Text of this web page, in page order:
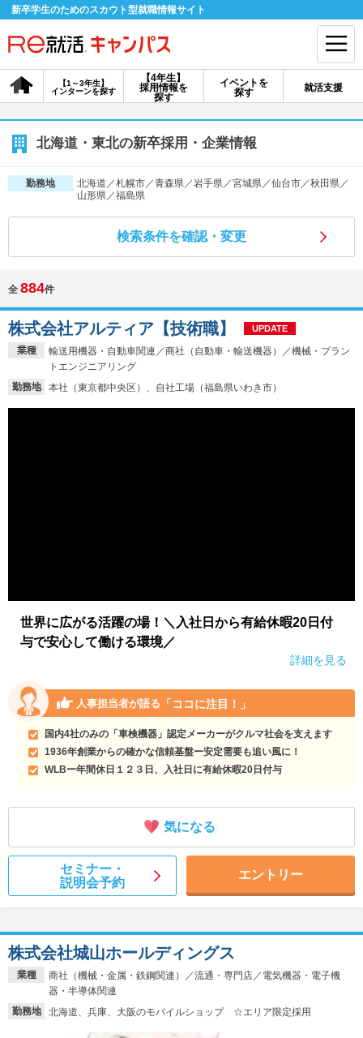
新卒学生のためのスカウト型就職情報サイト
【4年生】
採用情報を
探す
【1～3年生】
インターンを探す
イベントを
探す
就活支援
会員登録 ログイン
会員ID・パスワードを忘れた方はこちら
探す
【4年生】
説明会を探す
【1～3年生】
インターンを探す
就活ノウハウ・サポート
就活支援 就活コラム
北海道・東北の新卒採用・企業情報
勤務地
北海道／札幌市／青森県／岩手県／宮城県／仙台市／秋田県／
山形県／福島県
検索条件を確認・変更
全 884件
業種
輸送用機器・自動車関連／商社（自動車・輸送機器）／機械・プラン
トエンジニアリング
勤務地
本社（東京都中央区）、自社工場（福島県いわき市）
株式会社アルティア【技術職】 UPDATE
世界に広がる活躍の場！＼入社日から有給休暇20日付
与で安心して働ける環境／
詳細を見る
人事担当者が語る 「ココに注目！」
国内4社のみの「車検機器」認定メーカーがクルマ社会を支えます
1936年創業からの確かな信頼基盤ー安定需要も追い風に！
WLBー年間休日１２３日、入社日に有給休暇20日付与
気になる
セミナー・
説明会予約
エントリー
業種
商社（機械・金属・鉄鋼関連）／流通・専門店／電気機器・電子機
器・半導体関連
勤務地
北海道、兵庫、大阪のモバイルショップ ☆エリア限定採用
株式会社城山ホールディングス